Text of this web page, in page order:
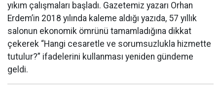
yıkım çalışmaları başladı. Gazetemiz yazarı Orhan
Erdem’in 2018 yılında kaleme aldığı yazıda, 57 yıllık
salonun ekonomik ömrünü tamamladığına dikkat
çekerek “Hangi cesaretle ve sorumsuzlukla hizmette
tutulur?” ifadelerini kullanması yeniden gündeme
geldi.